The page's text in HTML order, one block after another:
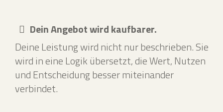
Dein Angebot wird kaufbarer.
Deine Leistung wird nicht nur beschrieben. Sie
wird in eine Logik übersetzt, die Wert, Nutzen
und Entscheidung besser miteinander
verbindet.